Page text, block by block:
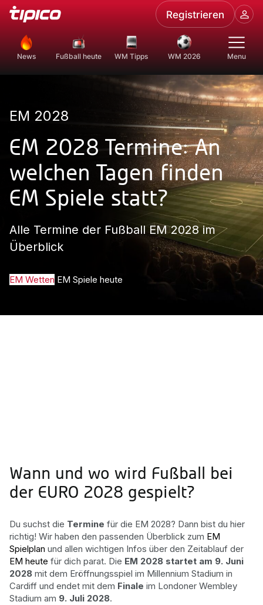
Registrieren
News Fußball heute WM Tipps WM 2026 Menu
EM 2028
EM 2028 Termine: An
welchen Tagen finden
EM Spiele statt?
Alle Termine der Fußball EM 2028 im
Überblick
EM Wetten EM Spiele heute
Wann und wo wird Fußball bei
der EURO 2028 gespielt?
Du suchst die Termine für die EM 2028? Dann bist du hier
richtig! Wir haben den passenden Überblick zum EM
Spielplan und allen wichtigen Infos über den Zeitablauf der
EM heute für dich parat. Die EM 2028 startet am 9. Juni
2028 mit dem Eröffnungsspiel im Millennium Stadium in
Cardiff und endet mit dem Finale im Londoner Wembley
Stadium am 9. Juli 2028.